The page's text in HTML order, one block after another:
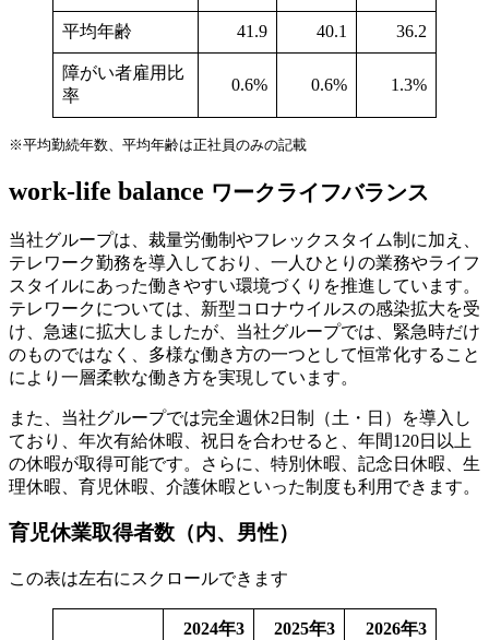
平均年齢 41.9 40.1 36.2
障がい者雇用比
率
0.6% 0.6% 1.3%
※平均勤続年数、平均年齢は正社員のみの記載
work-life balance ワークライフバランス
当社グループは、裁量労働制やフレックスタイム制に加え、
テレワーク勤務を導入しており、一人ひとりの業務やライフ
スタイルにあった働きやすい環境づくりを推進しています。
テレワークについては、新型コロナウイルスの感染拡大を受
け、急速に拡大しましたが、当社グループでは、緊急時だけ
のものではなく、多様な働き方の一つとして恒常化すること
により一層柔軟な働き方を実現しています。
また、当社グループでは完全週休2日制（土・日）を導入し
ており、年次有給休暇、祝日を合わせると、年間120日以上
の休暇が取得可能です。さらに、特別休暇、記念日休暇、生
理休暇、育児休暇、介護休暇といった制度も利用できます。
育児休業取得者数（内、男性）
この表は左右にスクロールできます
2024年3
2025年3
2026年3